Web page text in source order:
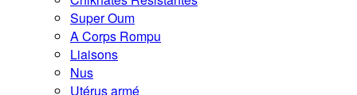
Super Oum
A Corps Rompu
Liaisons
Nus
Utérus armé